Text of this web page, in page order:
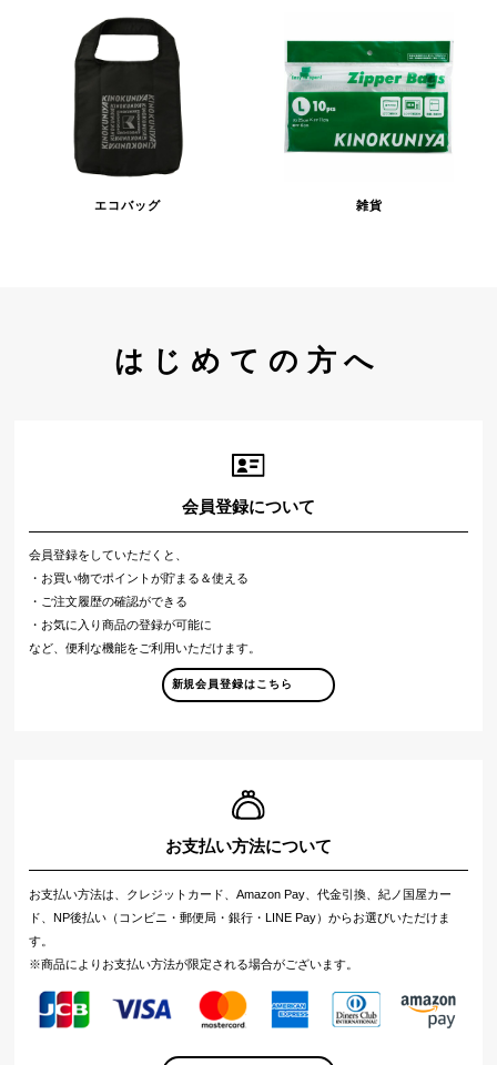
エコバッグ 雑貨
はじめての方へ
会員登録について
会員登録をしていただくと、
・お買い物でポイントが貯まる＆使える
・ご注文履歴の確認ができる
・お気に入り商品の登録が可能に
など、便利な機能をご利用いただけます。
新規会員登録はこちら
お支払い方法について
お支払い方法は、クレジットカード、Amazon Pay、代金引換、紀ノ国屋カー
ド、NP後払い（コンビニ・郵便局・銀行・LINE Pay）からお選びいただけま
す。
※商品によりお支払い方法が限定される場合がございます。